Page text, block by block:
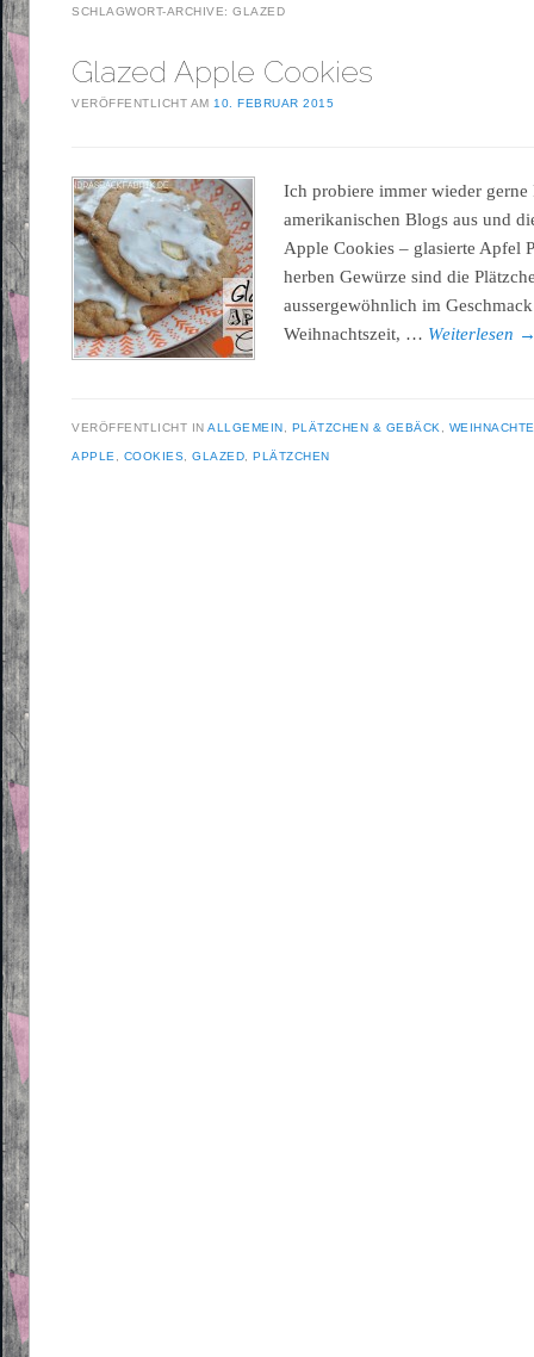
SCHLAGWORT-ARCHIVE:GLAZED
Glazed Apple Cookies
VERÖFFENTLICHT AM10. FEBRUAR 2015
Ich probiere immer wieder gerne
amerikanischen Blogs aus und
Apple Cookies – glasierte Apfel
herben Gewürze sind die
aussergewöhnlich im
Weihnachtszeit, … Weiterlesen
VERÖFFENTLICHT INALLGEMEIN PLÄTZCHEN & GEBÄCK
APPLE COOKIES ,GLAZED ,PLÄTZCHEN